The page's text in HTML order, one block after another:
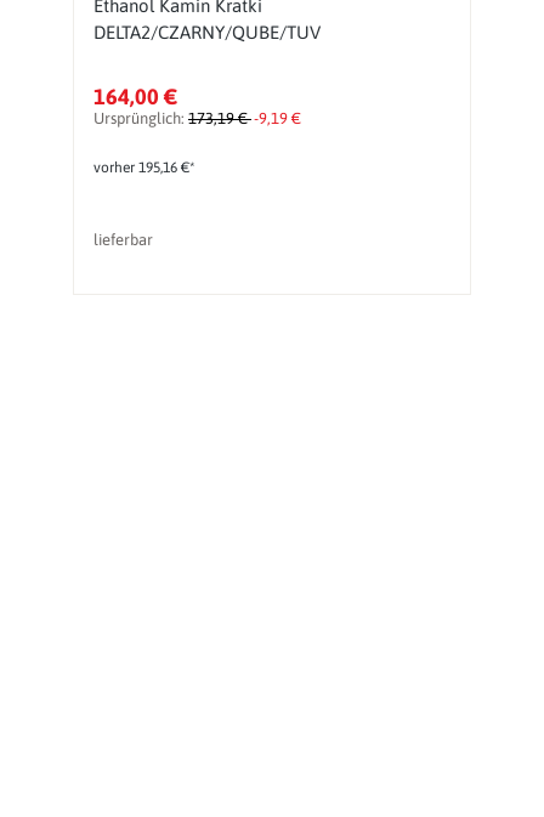
Ethanol Kamin Kratki
DELTA2/CZARNY/QUBE/TUV
164,00 €
Ursprünglich: 173,19 €-9,19 €
vorher 195,16 €*
lieferbar